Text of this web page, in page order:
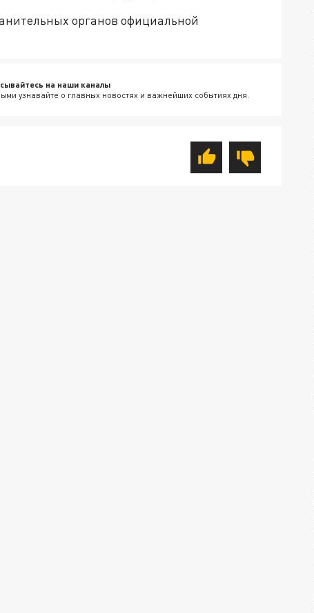
органов официальной
на наши каналы
узнавайте о главных новостях и важнейших событиях дня.